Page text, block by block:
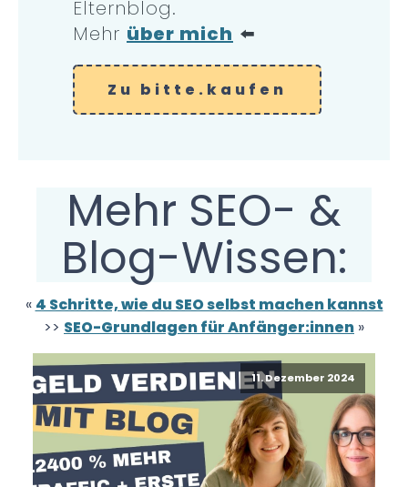
Elternblog.
Mehr über mich ⬅️
Zu bitte.kaufen
Mehr SEO- &
Blog-Wissen:
« 4 Schritte, wie du SEO selbst machen kannst
>> SEO-Grundlagen für Anfänger:innen »
11. Dezember 2024